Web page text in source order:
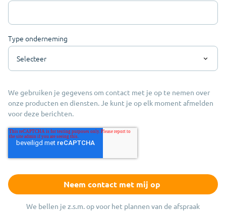
Type onderneming
We gebruiken je gegevens om contact met je op te nemen over
onze producten en diensten. Je kunt je op elk moment afmelden
voor deze berichten.
We bellen je z.s.m. op voor het plannen van de afspraak